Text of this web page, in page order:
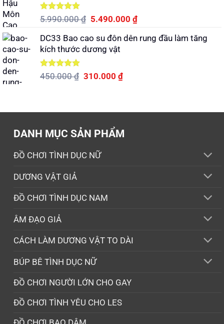
Được xếp
5 sao
5.990.000₫ Giá
là:
5.990.000 ₫.
5.490.000₫Giá
tại
DC33 Bao cao su đôn dên rung đầu làm tăng
kích thước dương vật
Được xếp
450.000₫ Giá
310.000₫Giá
DANH MỤC SẢN PHẨM
ĐỒ CHƠI TÌNH DỤC NỮ
DƯƠNG VẬT GIẢ
ĐỒ CHƠI TÌNH DỤC NAM
ÂM ĐẠO GIẢ
CÁCH LÀM DƯƠNG VẬT TO DÀI
BÚP BÊ TÌNH DỤC NỮ
ĐỒ CHƠI NGƯỜI LỚN CHO GAY
ĐỒ CHƠI TÌNH YÊU CHO LES